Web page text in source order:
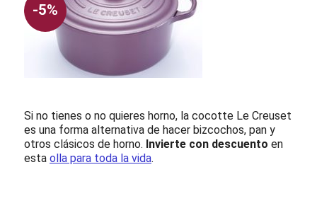
-5%
Si no tienes o no quieres horno, la cocotte Le Creuset
es una forma alternativa de hacer bizcochos, pan y
otros clásicos de horno. Invierte con descuento en
esta olla para toda la vida.